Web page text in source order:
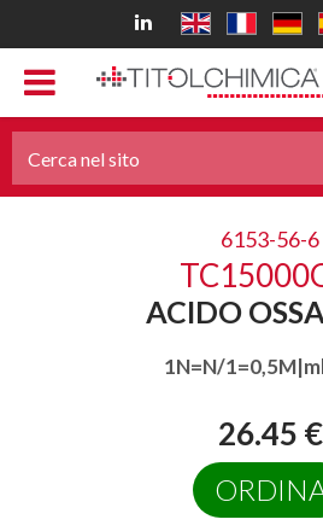
6153-56-6
ACIDO
1N=N/
26.45 €